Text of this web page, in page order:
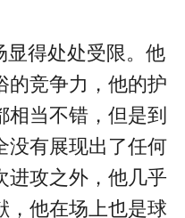
得处处受限。他
的竞争力，他的护
当不错，但是到
没有展现出了任何
进攻之外，他几乎
，他在场上也是球